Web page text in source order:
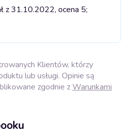
z 31.10.2022, ocena 5;
Klientów, którzy
lub usługi. Opinie są
zgodnie zWarunkami